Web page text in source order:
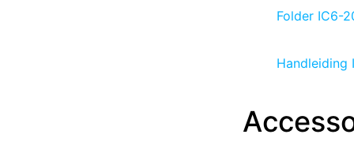
Folder IC6-
Handleiding